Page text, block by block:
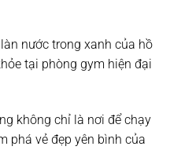
nước trong xanh của hồ
tại phòng gym hiện đại
không chỉ là nơi để chạy
phá vẻ đẹp yên bình của